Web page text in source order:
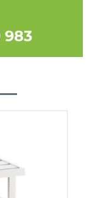
983